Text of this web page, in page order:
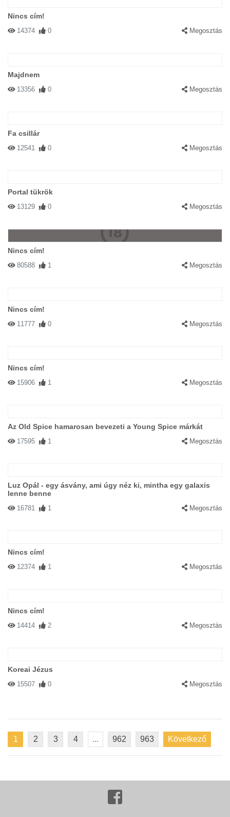
Nincs cím!
14374 0 Megosztás
Majdnem
13356 0 Megosztás
Fa csillár
12541 0 Megosztás
Portal tükrök
13129 0 Megosztás
Nincs cím!
80588 1 Megosztás
Nincs cím!
11777 0 Megosztás
Nincs cím!
15906 1 Megosztás
Az Old Spice hamarosan bevezeti a Young Spice márkát
17595 1 Megosztás
Luz Opál - egy ásvány, ami úgy néz ki, mintha egy galaxis
lenne benne
16781 1 Megosztás
Nincs cím!
12374 1 Megosztás
Nincs cím!
14414 2 Megosztás
Koreai Jézus
15507 0 Megosztás
1 2 3 4 ... 962 963 Következő